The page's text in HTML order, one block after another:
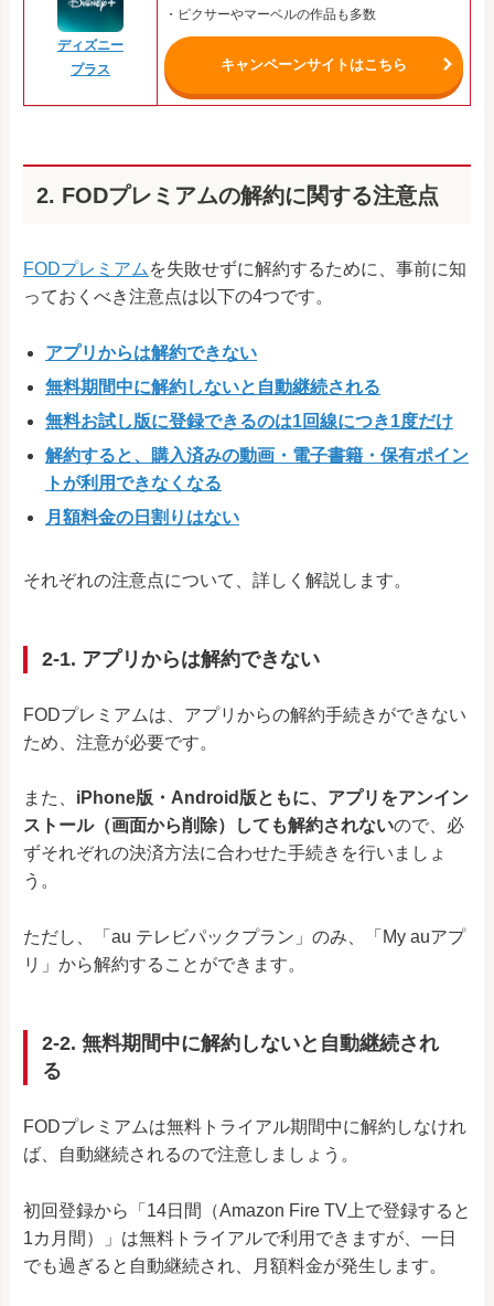
ディズニー
プラス
・ピクサーやマーベルの作品も多数
キャンペーンサイトはこちら
2. FODプレミアムの解約に関する注意点
FODプレミアム を失敗せずに解約するために、事前に知
っておくべき注意点は以下の4つです。
アプリからは解約できない
無料期間中に解約しないと自動継続される
無料お試し版に登録できるのは1回線につき1度だけ
解約すると、購入済みの動画・電子書籍・保有ポイン
トが利用できなくなる
月額料金の日割りはない
それぞれの注意点について、詳しく解説します。
2-1. アプリからは解約できない
FODプレミアムは、アプリからの解約手続きができない
ため、注意が必要です。
また、 iPhone版・Android版ともに、 アプリをアンイン
ストール（画面から削除）しても解約されないので、必
ずそれぞれの決済方法に合わせた手続きを行いましょ
う。
ただし、「au テレビパックプラン」のみ、「My auアプ
リ」から解約することができます。
2-2. 無料期間中に解約しないと自動継続され
る
FODプレミアムは無料トライアル期間中に解約しなけれ
ば、自動継続されるので注意しましょう。
初回登録から「14日間（Amazon Fire TV上で登録すると
1カ月間）」は無料トライアルで利用できますが、一日
でも過ぎると自動継続され、月額料金が発生します。